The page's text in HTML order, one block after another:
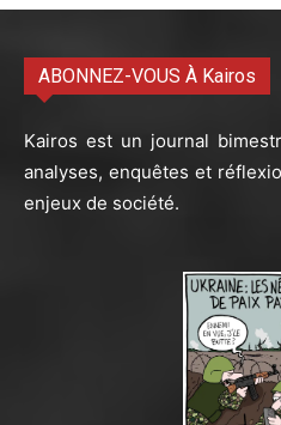
ABONNEZ-VOUS À Kairos
Kairos est un journal
analyses, enquêtes et
enjeux de société.